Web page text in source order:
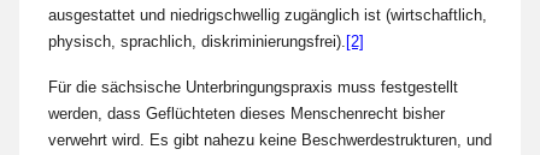
ausgestattet und niedrigschwellig zugänglich ist (wirtschaftlich,
physisch, sprachlich, diskriminierungsfrei). [2]
Für die sächsische Unterbringungspraxis muss festgestellt
werden, dass Geflüchteten dieses Menschenrecht bisher
verwehrt wird. Es gibt nahezu keine Beschwerdestrukturen, und